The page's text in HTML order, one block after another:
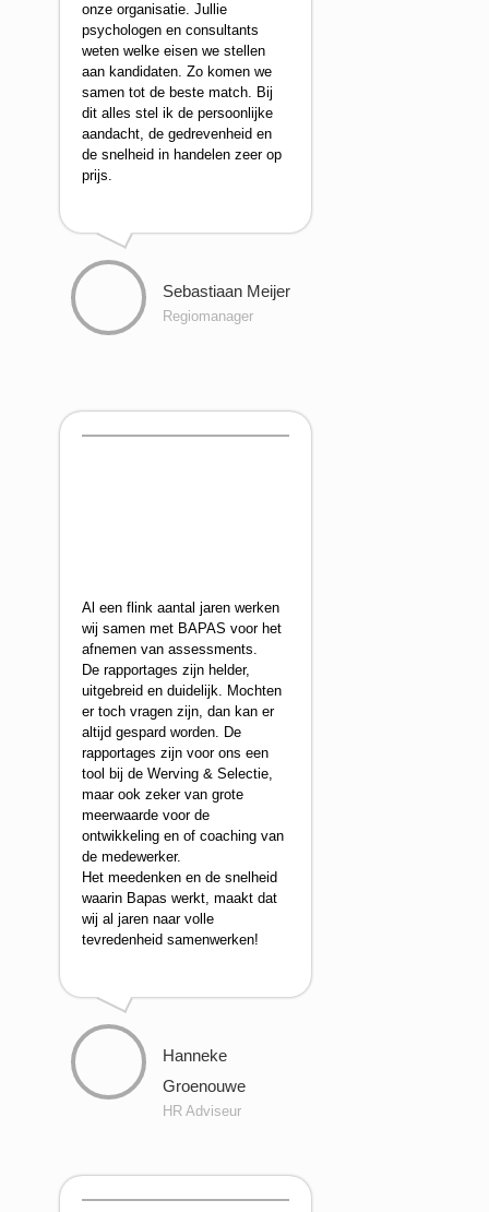
onze organisatie. Jullie
psychologen en consultants
weten welke eisen we stellen
aan kandidaten. Zo komen we
samen tot de beste match. Bij
dit alles stel ik de persoonlijke
aandacht, de gedrevenheid en
de snelheid in handelen zeer op
prijs.
Sebastiaan Meijer
Regiomanager
Al een flink aantal jaren werken
wij samen met BAPAS voor het
afnemen van assessments.
De rapportages zijn helder,
uitgebreid en duidelijk. Mochten
er toch vragen zijn, dan kan er
altijd gespard worden. De
rapportages zijn voor ons een
tool bij de Werving & Selectie,
maar ook zeker van grote
meerwaarde voor de
ontwikkeling en of coaching van
de medewerker.
Het meedenken en de snelheid
waarin Bapas werkt, maakt dat
wij al jaren naar volle
tevredenheid samenwerken!
Hanneke
Groenouwe
HR Adviseur